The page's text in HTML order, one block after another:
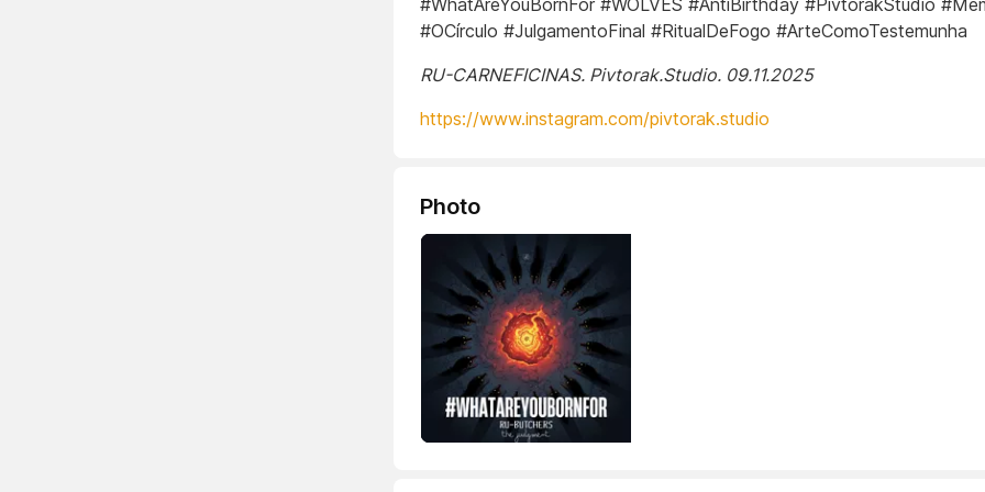
#WhatAreYouBornFor #WOLVES #AntiBirthday #PivtorakStudio
#OCírculo #JulgamentoFinal #RitualDeFogo #ArteComoTestemunha
RU-CARNEFICINAS. Pivtorak.Studio. 09.11.2025
https://www.instagram.com/pivtorak.studio
Photo